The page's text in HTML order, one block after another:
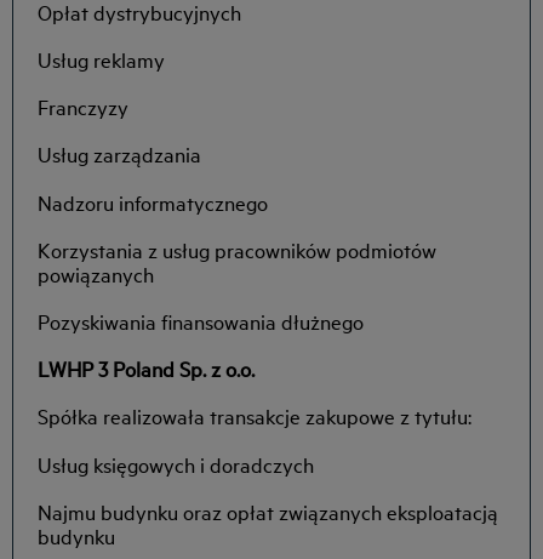
Opłat dystrybucyjnych
Usług reklamy
Franczyzy
Usług zarządzania
Nadzoru informatycznego
Korzystania z usług pracowników podmiotów
powiązanych
Pozyskiwania finansowania dłużnego
LWHP 3 Poland Sp. z o.o.
Spółka realizowała transakcje zakupowe z tytułu:
Usług księgowych i doradczych
Najmu budynku oraz opłat związanych eksploatacją
budynku